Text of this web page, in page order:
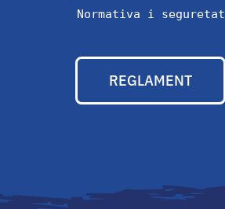
Normativa i seguretat
REGLAMENT